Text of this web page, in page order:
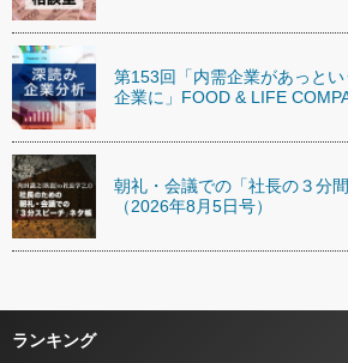
第153回「内需企業があっと
企業に」FOOD & LIFE
朝礼・会議での「社長の３分
（2026年8月5日号）
ランキング